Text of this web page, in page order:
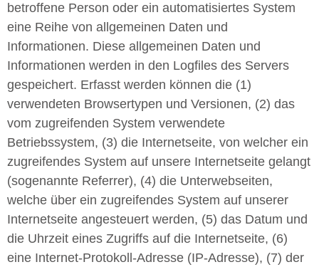
betroffene Person oder ein automatisiertes System
eine Reihe von allgemeinen Daten und
Informationen. Diese allgemeinen Daten und
Informationen werden in den Logfiles des Servers
gespeichert. Erfasst werden können die (1)
verwendeten Browsertypen und Versionen, (2) das
vom zugreifenden System verwendete
Betriebssystem, (3) die Internetseite, von welcher ein
zugreifendes System auf unsere Internetseite gelangt
(sogenannte Referrer), (4) die Unterwebseiten,
welche über ein zugreifendes System auf unserer
Internetseite angesteuert werden, (5) das Datum und
die Uhrzeit eines Zugriffs auf die Internetseite, (6)
eine Internet-Protokoll-Adresse (IP-Adresse), (7) der